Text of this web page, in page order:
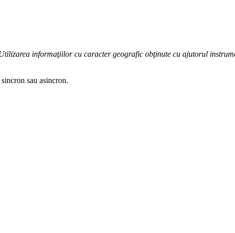
informaţiilor cu caracter geografic obţinute cu ajutorul
sau asincron.